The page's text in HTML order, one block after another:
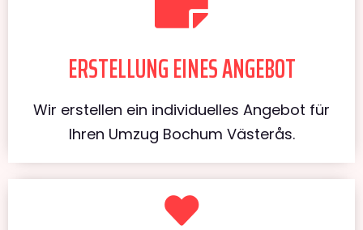
ERSTELLUNG EINES ANGEBOT
Wir erstellen ein individuelles Angebot für
Ihren Umzug Bochum Västerås.